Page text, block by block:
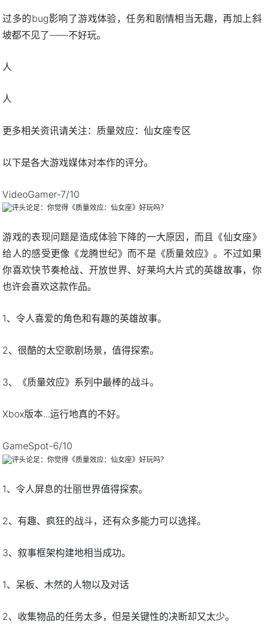
过多的bug影响了游戏体验，任务和剧情相当无趣，再加上斜
坡都不见了——不好玩。
人
人
更多相关资讯请关注：质量效应：仙女座专区
以下是各大游戏媒体对本作的评分。
VideoGamer-7/10
游戏的表现问题是造成体验下降的一大原因，而且《仙女座》
给人的感受更像《龙腾世纪》而不是《质量效应》。不过如果
你喜欢快节奏枪战、开放世界、好莱坞大片式的英雄故事，你
也许会喜欢这款作品。
1、令人喜爱的角色和有趣的英雄故事。
2、很酷的太空歌剧场景，值得探索。
3、《质量效应》系列中最棒的战斗。
Xbox版本...运行地真的不好。
GameSpot-6/10
1、令人屏息的壮丽世界值得探索。
2、有趣、疯狂的战斗，还有众多能力可以选择。
3、叙事框架构建地相当成功。
1、呆板、木然的人物以及对话
2、收集物品的任务太多，但是关键性的决断却又太少。